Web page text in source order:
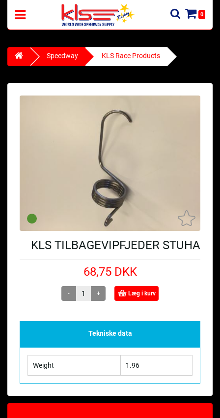
0
Speedway KLS Race Products
KLS TILBAGEVIPFJEDER STUHA
68,75 DKK
- + Læg i kurv
Tekniske data
Weight 1.96